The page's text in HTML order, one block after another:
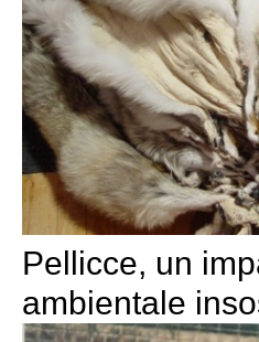
Pellicce, un
ambientale